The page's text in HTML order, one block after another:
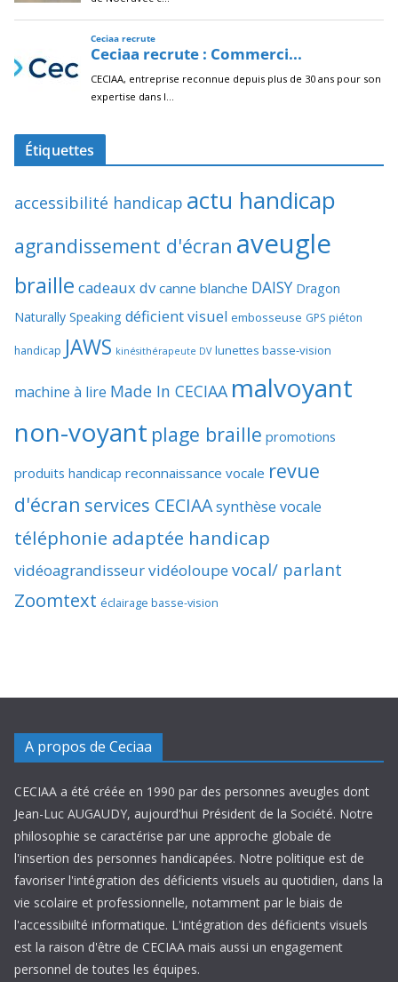
Étiquettes
accessibilité handicap actu handicap
agrandissement d'écran aveugle
braille cadeaux dv canne blanche DAISY Dragon
Naturally Speaking déficient visuel embosseuse GPS piéton
handicap JAWS kinésithérapeute DV lunettes basse-vision
machine à lire Made In CECIAA malvoyant
non-voyant plage braille promotions
produits handicap reconnaissance vocale revue
d'écran services CECIAAsynthèse vocale
téléphonie adaptée handicap
vidéoagrandisseurvidéoloupevocal/ parlant
Zoomtext éclairage basse-vision
A propos de Ceciaa
CECIAA a été créée en 1990 par des personnes aveugles dont
Jean-Luc AUGAUDY, aujourd'hui Président de la Société. Notre
philosophie se caractérise par une approche globale de
l'insertion des personnes handicapées. Notre politique est de
favoriser l'intégration des déficients visuels au quotidien, dans la
vie scolaire et professionnelle, notamment par le biais de
l'accessibiilté informatique. L'intégration des déficients visuels
est la raison d'être de CECIAA mais aussi un engagement
personnel de toutes les équipes.